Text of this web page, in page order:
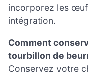
incorporez les
intégration.
Comment
tourbillon de
Conservez votre